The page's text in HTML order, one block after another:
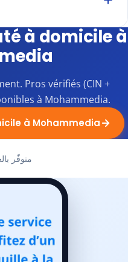
à domicile à
Pros vérifiés (CIN +
à Mohammedia.
à Mohammedia
متوفّر